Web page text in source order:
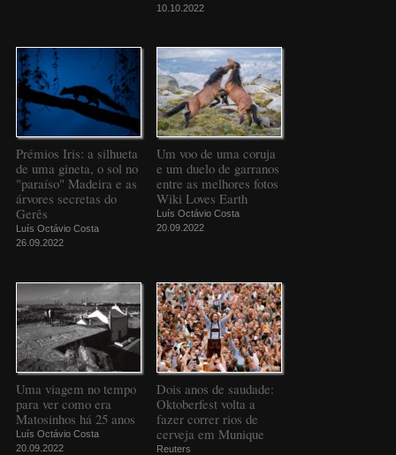
10.10.2022
Prémios Iris: a silhueta
de uma gineta, o sol no
"paraíso" Madeira e as
árvores secretas do
Gerês
Luís Octávio Costa
26.09.2022
Um voo de uma coruja
e um duelo de garranos
entre as melhores fotos
Wiki Loves Earth
Luís Octávio Costa
20.09.2022
Uma viagem no tempo
para ver como era
Matosinhos há 25 anos
Luís Octávio Costa
20.09.2022
Dois anos de saudade:
Oktoberfest volta a
fazer correr rios de
cerveja em Munique
Reuters